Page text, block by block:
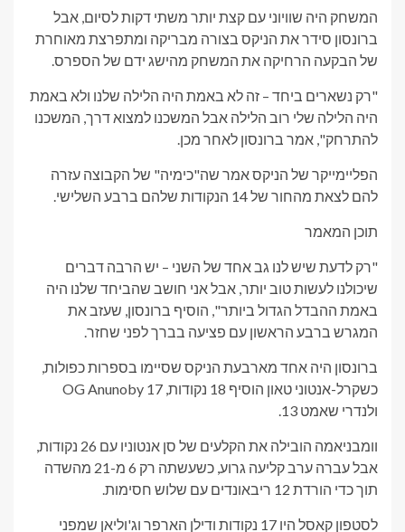
המשחק היה שוויוני עם קצת יותר משתי דקות לסיום, אבל
ברונסון סידר את הניקס בצורה מבריקה ומתפרצת מאוחרת
של הבקעה הרחיקה את המשחק מהישג ידם של הספרס.
"רק נשארים ביחד – זה לא באמת היה הלילה שלנו ולא באמת
היה הלילה שלי רוב הלילה אבל המשכנו למצוא דרך, המשכנו
להתרחק", אמר ברונסון לאחר מכן.
הפליימייקר של הניקס אמר שה"כימיה" של הקבוצה עזרה
להם לצאת מהחור של 14 הנקודות שלהם ברבע השלישי.
תוכן המאמר
"רק לדעת שיש לנו גב אחד של השני – יש הרבה דברים
שיכולנו לעשות טוב יותר, אבל אני חושב שהביחד שלנו היה
באמת ההבדל הגדול ביותר", הוסיף ברונסון, שעזב את
המגרש ברבע הראשון עם פציעה בברך לפני שחזר.
ברונסון היה אחד מארבעת הניקס שסיימו בספרות כפולות,
כשקרל-אנטוני טאון הוסיף 18 נקודות, OG Anunoby 17
ולנדרי שאמט 13.
וומבניאמה הובילה את הקלעים של סן אנטוניו עם 26 נקודות,
אבל עברה ערב קליעה גרוע, כשעשתה רק 6 מ-21 מהשדה
תוך כדי הורדת 12 ריבאונדים עם שלוש חסימות.
לסטפון קאסל היו 17 נקודות ודילן הארפר וג'וליאן שמפני